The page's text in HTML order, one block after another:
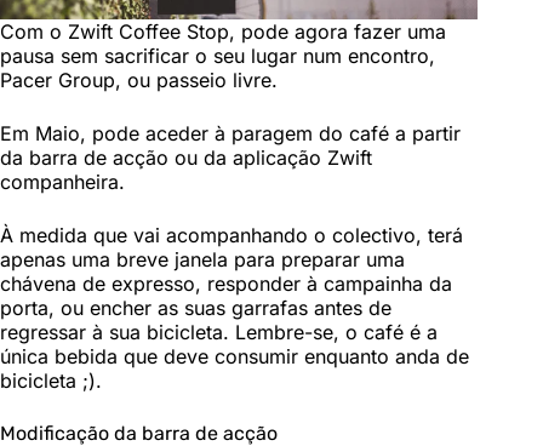
Com o Zwift Coffee Stop, pode agora fazer uma
pausa sem sacrificar o seu lugar num encontro,
Pacer Group, ou passeio livre.
Em Maio, pode aceder à paragem do café a partir
da barra de acção ou da aplicação Zwift
companheira.
À medida que vai acompanhando o colectivo, terá
apenas uma breve janela para preparar uma
chávena de expresso, responder à campainha da
porta, ou encher as suas garrafas antes de
regressar à sua bicicleta. Lembre-se, o café é a
única bebida que deve consumir enquanto anda de
bicicleta ;).
Modificação da barra de acção